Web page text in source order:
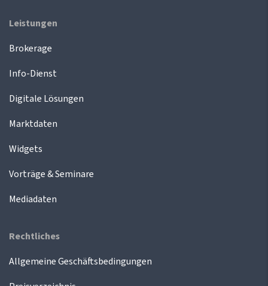
Leistungen
Brokerage
Info-Dienst
Digitale Lösungen
Marktdaten
Widgets
Vorträge & Seminare
Mediadaten
Rechtliches
Allgemeine Geschäftsbedingungen